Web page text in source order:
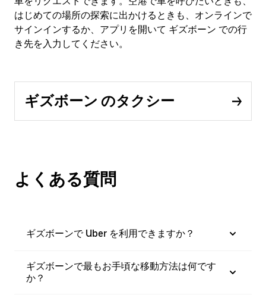
はじめての場所の探索に出かけるときも、オンラインで
サインインするか、アプリを開いて ギズボーン での行
き先を入力してください。
ギズボーン のタクシー
よくある質問
ギズボーンで Uber を利用できますか？
ギズボーンで最もお手頃な移動方法は何です
か？